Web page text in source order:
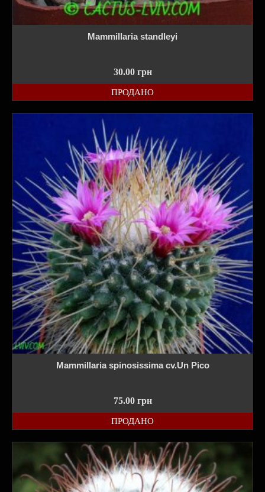
Mammillaria standleyi
30.00 грн
ПРОДАНО
Mammillaria spinosissima cv.Un Pico
75.00 грн
ПРОДАНО